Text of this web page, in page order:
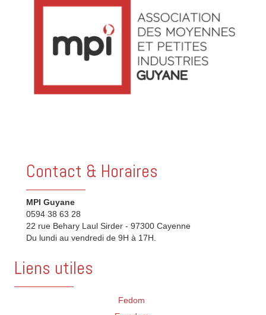
Contact & Horaires
MPI Guyane
0594 38 63 28
22 rue Behary Laul Sirder - 97300 Cayenne
Du lundi au vendredi de 9H à 17H.
Liens utiles
Fedom